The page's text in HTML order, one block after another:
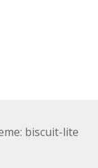
biscuit-lite